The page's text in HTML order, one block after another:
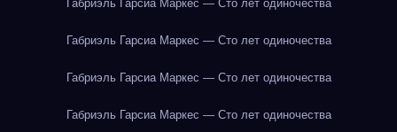
Габриэль Гарсиа Маркес — Сто лет одиночества
Габриэль Гарсиа Маркес — Сто лет одиночества
Габриэль Гарсиа Маркес — Сто лет одиночества
Габриэль Гарсиа Маркес — Сто лет одиночества